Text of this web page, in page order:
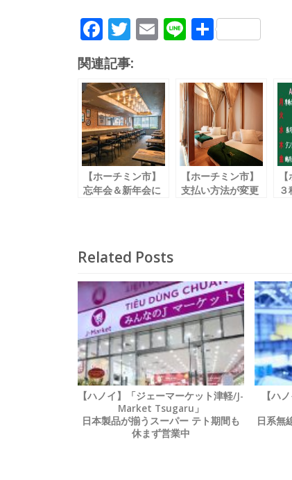
F
ac
e
b
o
o
k
T
itt
er
E
l
Li 共
関連記事:
【ホーチミン市】
忘年会＆新年会に
【ホーチミン市】
支払い方法が変更
Related Posts
【ハノイ】「ジェーマーケット津軽/J-
Market Tsugaru」
日本製品が揃うスーパー テト期間も
休まず営業中
【ハ
日系無